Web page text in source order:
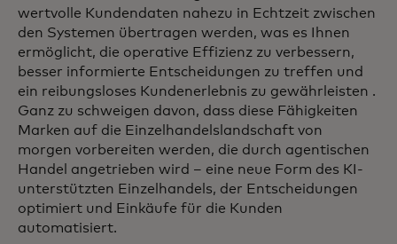
wertvolle Kundendaten nahezu in Echtzeit zwischen
den Systemen übertragen werden, was es Ihnen
ermöglicht, die operative Effizienz zu verbessern,
besser informierte Entscheidungen zu treffen und
ein reibungsloses Kundenerlebnis zu gewährleisten .
Ganz zu schweigen davon, dass diese Fähigkeiten
Marken auf die Einzelhandelslandschaft von
morgen vorbereiten werden, die durch agentischen
Handel angetrieben wird – eine neue Form des KI-
unterstützten Einzelhandels, der Entscheidungen
optimiert und Einkäufe für die Kunden
automatisiert.